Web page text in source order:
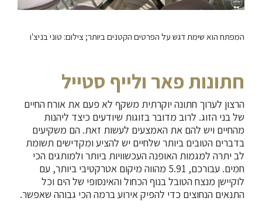
המפתח הוא שימת דגש על הפרטים הקטנים ביותר; צילום: טוני בניצ'ו
חתונות פאר ולייף סטייל
הרצון לערוך חתונה יוקרתית משקף לא פעם את אורח החיים
של בני הזוג. לרוב מדובר בזוגות שיודעים כיצד ליהנות
מהחיים ויש להם את האמצעים לעשות זאת. הם משקיעים
בדברים הטובים ביותר שלחיים יש להציע ומקדישים תשומת
לב יתרה למגמות האופנה העכשוויות ביותר ולמותגים הכי
חמים. עבורכם, 5.91 מהווה מיקום אטרקטיבי ביותר, עם
לוקיישן מנצח הטובל בנוף הכחול והאינסופי של הים וכל
התנאים הנחוצים כדי להפיק אירוע ברמה הכי גבוהה שאפשר.